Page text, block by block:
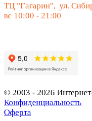
ТЦ "Гагарин", ул.
вс 10:00 - 21:00
© 2003 - 2026
Конфиденциальность
Оферта